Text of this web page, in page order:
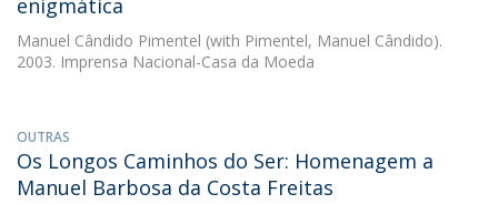
enigmática
Manuel Cândido Pimentel (with Pimentel, Manuel Cândido).
2003. Imprensa Nacional-Casa da Moeda
OUTRAS
Os Longos Caminhos do Ser: Homenagem a
Manuel Barbosa da Costa Freitas